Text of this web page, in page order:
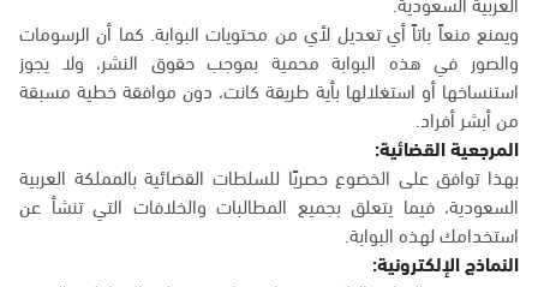
ويمنع منعاً باتاً أي تعديل لأي من محتويات البوابة. كما أن الرسومات
والصور في هذه البوابة محمية بموجب حقوق النشر، ولا يجوز
استنساخها أو استغلالها بأية طريقة كانت، دون موافقة خطية مسبقة
من أبشر أفراد.
المرجعية القضائية:
بهذا توافق على الخضوع حصريًا للسلطات القضائية بالمملكة العربية
السعودية، فيما يتعلق بجميع المطالبات والخلافات التي تنشأ عن
استخدامك لهذه البوابة.
النماذج الإلكترونية: